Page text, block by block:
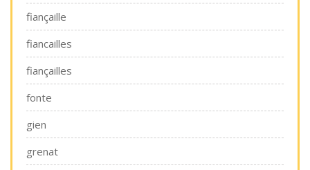
fiançaille
fiancailles
fiançailles
fonte
gien
grenat